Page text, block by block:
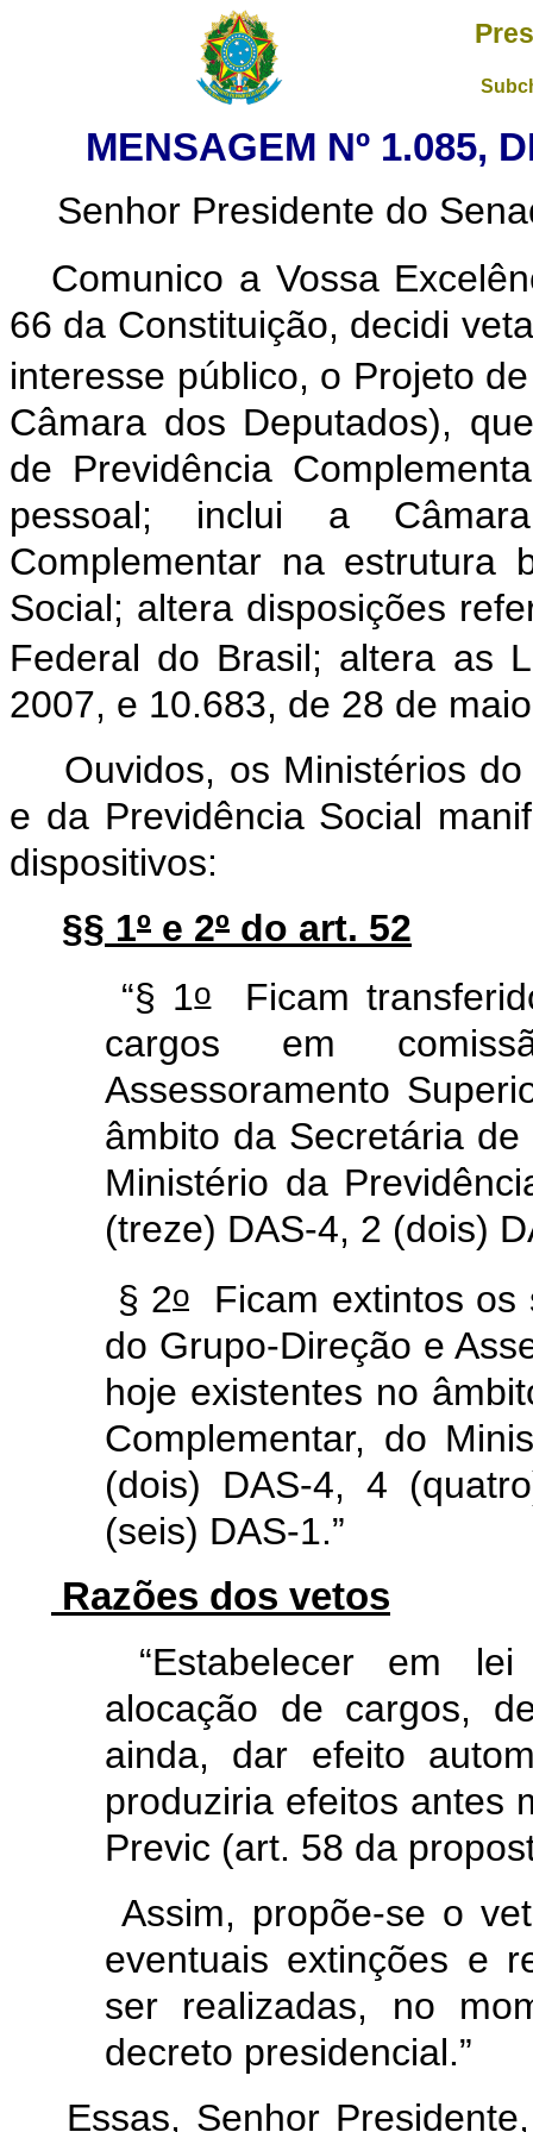
MENSAGEM Nº 1.085,
Senhor Presidente do
Comunico a Vossa
66 da Constituição, decidi
interesse público, o Projeto
Câmara dos Deputados),
de Previdência
pessoal; inclui a
Complementar na estrutura
Social; altera disposições
Federal do Brasil; altera as
2007, e 10.683, de 28 de
Ouvidos, os Ministérios
e da Previdência Social
dispositivos:
§§ 1º e 2º do art. 52
“§ 1oFicam
cargos em
Assessoramento
âmbito da Secretária
Ministério da
(treze) DAS-4, 2 (dois)
§ 2o Ficam extintos os
do Grupo-Direção e
hoje existentes no
Complementar, do
(dois) DAS-4, 4
(seis) DAS-1.”
Razões dos vetos
“Estabelecer em
alocação de cargos,
ainda, dar efeito
produziria efeitos antes
Previc (art. 58 da
Assim, propõe-se o
eventuais extinções e
ser realizadas, no
decreto presidencial.”
Essas, Senhor